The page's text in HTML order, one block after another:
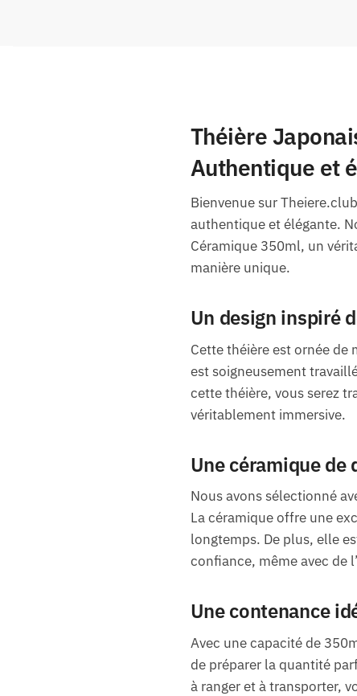
Théière
Authentique et
Bienvenue sur
authentique et élégante.
Céramique 350ml, un
manière unique.
Un design inspiré
Cette théière est ornée de
est soigneusement
cette théière, vous serez
véritablement immersive.
Une céramique
Nous avons sélectionné
La céramique offre une
longtemps. De plus, elle
confiance, même avec de
Une contenance
Avec une capacité de
de préparer la quantité
à ranger et à transporter,